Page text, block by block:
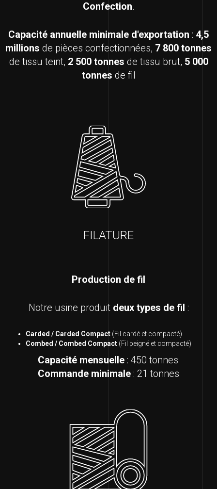
Confection.
Capacité annuelle minimale d'exportation : 4,5
millions de pièces confectionnées, 7 800 tonnes
de tissu teint, 2 500 tonnes de tissu brut, 5 000
tonnes de fil
FILATURE
Production de fil
Notre usine produit deux types de fil :
Carded / Carded Compact (Fil cardé et compacté)
Combed / Combed Compact (Fil peigné et compacté)
Capacité mensuelle : 450 tonnes
Commande minimale : 21 tonnes